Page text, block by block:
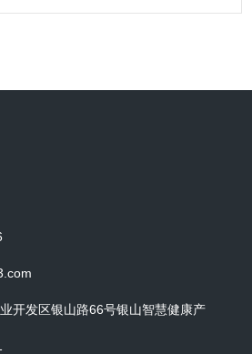
开发区银山路66号银山智慧健康产